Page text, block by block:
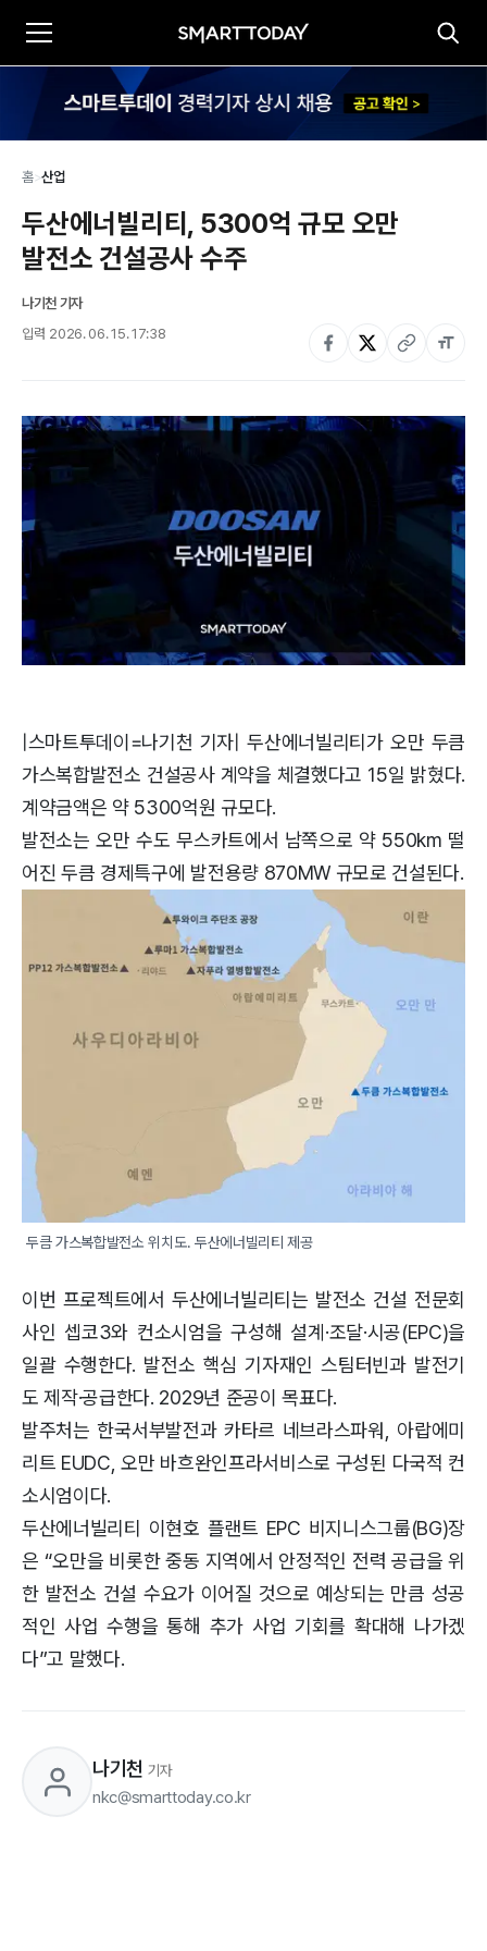
홈>산업
두산에너빌리티, 5300억 규모 오만
발전소 건설공사 수주
나기천 기자
입력 2026. 06. 15. 17:38
|스마트투데이=나기천 기자| 두산에너빌리티가 오만 두큼
가스복합발전소 건설공사 계약을 체결했다고 15일 밝혔다.
계약금액은 약 5300억원 규모다.
발전소는 오만 수도 무스카트에서 남쪽으로 약 550km 떨
어진 두큼 경제특구에 발전용량 870MW 규모로 건설된다.
두큼 가스복합발전소 위치도. 두산에너빌리티 제공
이번 프로젝트에서 두산에너빌리티는 발전소 건설 전문회
사인 셉코3와 컨소시엄을 구성해 설계·조달·시공(EPC)을
일괄 수행한다. 발전소 핵심 기자재인 스팀터빈과 발전기
도 제작·공급한다. 2029년 준공이 목표다.
발주처는 한국서부발전과 카타르 네브라스파워, 아랍에미
리트 EUDC, 오만 바흐완인프라서비스로 구성된 다국적 컨
소시엄이다.
두산에너빌리티 이현호 플랜트 EPC 비지니스그룹(BG)장
은 “오만을 비롯한 중동 지역에서 안정적인 전력 공급을 위
한 발전소 건설 수요가 이어질 것으로 예상되는 만큼 성공
적인 사업 수행을 통해 추가 사업 기회를 확대해 나가겠
다”고 말했다.
나기천 기자
nkc@smarttoday.co.kr